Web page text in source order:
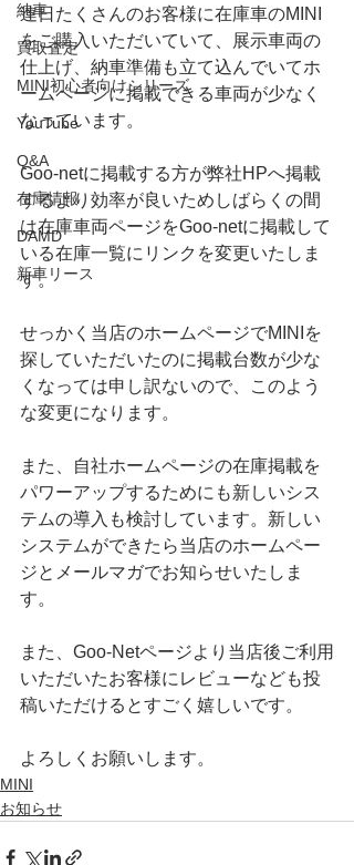
納車
買取査定
MINI初心者向けシリーズ
YouTube
Q&A
在庫情報
DAMD
新車リース
連日たくさんのお客様に在庫車のMINI
をご購入いただいていて、展示車両の
仕上げ、納車準備も立て込んでいてホ
ームページに掲載できる車両が少なく
なっています。
Goo-netに掲載する方が弊社HPへ掲載
するより効率が良いためしばらくの間
は在庫車両ページをGoo-netに掲載して
いる在庫一覧にリンクを変更いたしま
す。
せっかく当店のホームページでMINIを
探していただいたのに掲載台数が少な
くなっては申し訳ないので、このよう
な変更になります。
また、自社ホームページの在庫掲載を
パワーアップするためにも新しいシス
テムの導入も検討しています。新しい
システムができたら当店のホームペー
ジとメールマガでお知らせいたしま
す。
また、Goo-Netページより当店後ご利用
いただいたお客様にレビューなども投
稿いただけるとすごく嬉しいです。
よろしくお願いします。
MINI
お知らせ